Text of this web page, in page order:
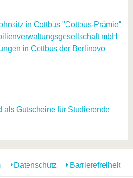
in Cottbus "Cottbus-Prämie"
mbH
in Cottbus der Berlinovo
als Gutscheine für Studierende
Datenschutz Barrierefreiheit